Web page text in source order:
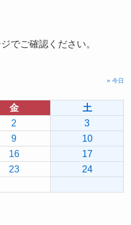
ジでご確認ください。
» 今日
金
土
2
3
9
10
16
17
23
24